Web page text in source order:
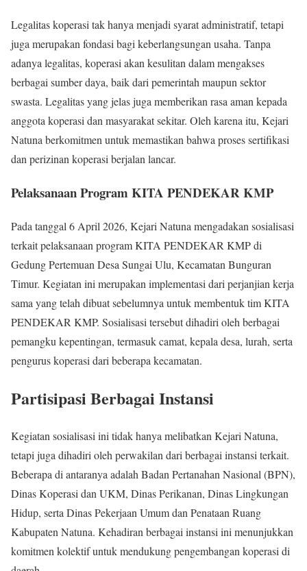
Legalitas koperasi tak hanya menjadi syarat administratif, tetapi
juga merupakan fondasi bagi keberlangsungan usaha. Tanpa
adanya legalitas, koperasi akan kesulitan dalam mengakses
berbagai sumber daya, baik dari pemerintah maupun sektor
swasta. Legalitas yang jelas juga memberikan rasa aman kepada
anggota koperasi dan masyarakat sekitar. Oleh karena itu, Kejari
Natuna berkomitmen untuk memastikan bahwa proses sertifikasi
dan perizinan koperasi berjalan lancar.
Pelaksanaan Program KITA PENDEKAR KMP
Pada tanggal 6 April 2026, Kejari Natuna mengadakan sosialisasi
terkait pelaksanaan program KITA PENDEKAR KMP di
Gedung Pertemuan Desa Sungai Ulu, Kecamatan Bunguran
Timur. Kegiatan ini merupakan implementasi dari perjanjian kerja
sama yang telah dibuat sebelumnya untuk membentuk tim KITA
PENDEKAR KMP. Sosialisasi tersebut dihadiri oleh berbagai
pemangku kepentingan, termasuk camat, kepala desa, lurah, serta
pengurus koperasi dari beberapa kecamatan.
Partisipasi Berbagai Instansi
Kegiatan sosialisasi ini tidak hanya melibatkan Kejari Natuna,
tetapi juga dihadiri oleh perwakilan dari berbagai instansi terkait.
Beberapa di antaranya adalah Badan Pertanahan Nasional (BPN),
Dinas Koperasi dan UKM, Dinas Perikanan, Dinas Lingkungan
Hidup, serta Dinas Pekerjaan Umum dan Penataan Ruang
Kabupaten Natuna. Kehadiran berbagai instansi ini menunjukkan
komitmen kolektif untuk mendukung pengembangan koperasi di